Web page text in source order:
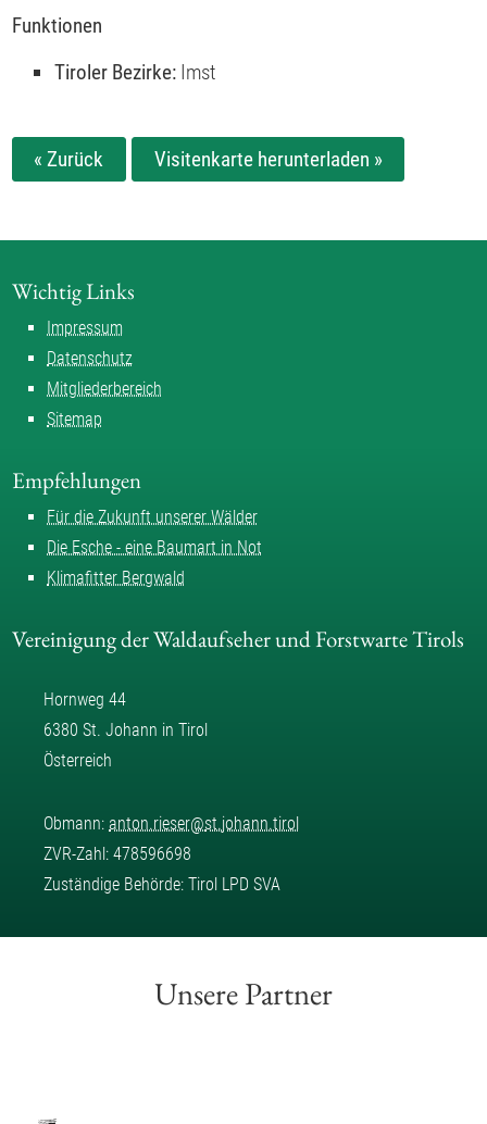
Funktionen
Tiroler Bezirke:Imst
« Zurück Visitenkarte herunterladen »
Wichtig Links
Impressum
Datenschutz
Mitgliederbereich
Sitemap
Empfehlungen
Für die Zukunft unserer Wälder
Die Esche - eine Baumart in Not
Klimafitter Bergwald
Vereinigung der Waldaufseher und Forstwarte Tirols
Hornweg 44
6380 St. Johann in Tirol
Österreich
Obmann: anton.rieser@st.johann.tirol
ZVR-Zahl: 478596698
Zuständige Behörde: Tirol LPD SVA
Unsere Partner